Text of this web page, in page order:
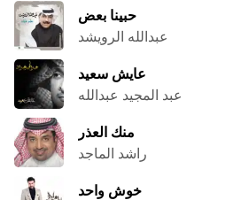
حبينا بعض
عبدالله الرويشد
عايش سعيد
عبد المجيد عبدالله
منك العذر
راشد الماجد
خوش واحد